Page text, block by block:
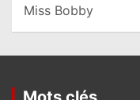
Miss Bobby